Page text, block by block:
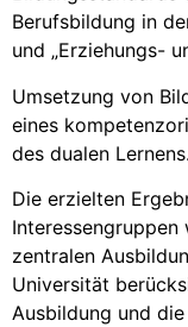
Berufsbildung in
und „Erziehungs-
Umsetzung von
eines
des dualen Lernens.
Die erzielten
zentralen
Universität
Ausbildung und